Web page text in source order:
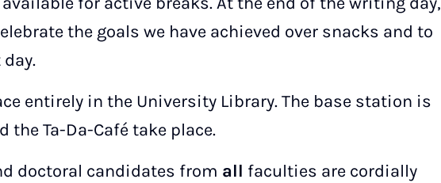
the goals we have achieved over snacks and to
entirely in the University Library. The base station is
the Ta-Da-Café take place.
doctoral candidates from all faculties are cordially